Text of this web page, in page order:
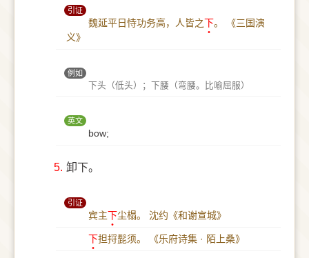
引证
魏延平日恃功务高，人皆之下。
《三国演
义》
例如
下头（低头）；下腰（弯腰。比喻屈服）
英文
bow;
5. 卸下。
引证
宾主下尘榻。 沈约《和谢宣城》
下担捋髭须。 《乐府诗集 · 陌上桑》